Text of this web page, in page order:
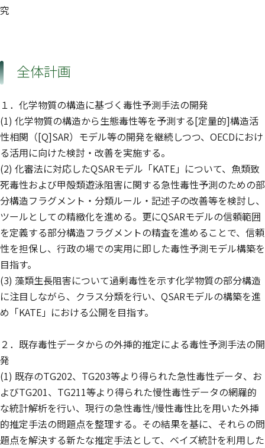
究
全体計画
１．化学物質の構造に基づく毒性予測手法の開発
(1) 化学物質の構造から生態毒性等を予測する[定量的]構造活
性相関（[Q]SAR）モデル等の開発を継続しつつ、OECDにおけ
る活用に向けた検討・改善を実施する。
(2) 化審法に対応したQSARモデル「KATE」について、魚類致
死毒性および甲殻類遊泳阻害に関する急性毒性予測のための部
分構造フラグメント・分類ルール・記述子の改善等を検討し、
ツールとしての精緻化を進める。更にQSARモデルの信頼範囲
を定義する部分構造フラグメントの精査を進めることで、信頼
性を担保し、行政の場での実用に即した毒性予測モデル構築を
目指す。
(3) 藻類生長阻害について過剰毒性を示す化学物質の部分構造
に注目しながら、クラス分類を行い、QSARモデルの構築を進
め「KATE」における公開を目指す。
２．既存毒性データからの外挿的推定による毒性予測手法の開
発
(1) 既存のTG202、TG203等より得られた急性毒性データ、お
よびTG201、TG211等より得られた慢性毒性データの網羅的
な統計解析を行い、現行の急性毒性/慢性毒性比を用いた外挿
的推定手法の問題点を整理する。その結果を基に、それらの問
題点を解決する新たな推定手法として、ベイズ統計を利用した